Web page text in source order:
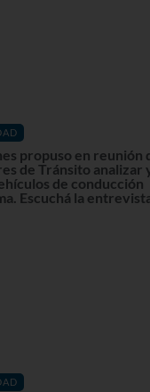
propuso en reunión
de Tránsito analizar
de conducción
Escuchá la